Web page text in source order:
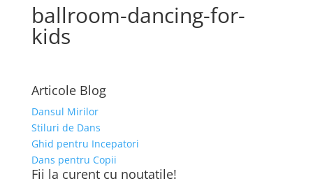
ballroom-dancing-for-
kids
Articole Blog
Dansul Mirilor
Stiluri de Dans
Ghid pentru Incepatori
Dans pentru Copii
Fii la curent cu noutatile!